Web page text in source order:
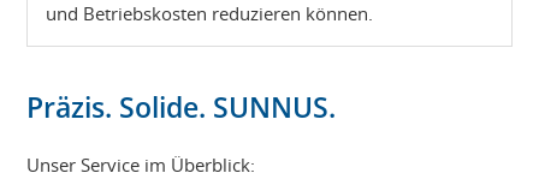
und Betriebskosten reduzieren können.
Präzis. Solide. SUNNUS.
Unser Service im Überblick: